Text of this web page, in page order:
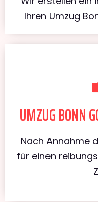
Ihren Umzug
UMZUG BONN
Nach Annahme
für einen